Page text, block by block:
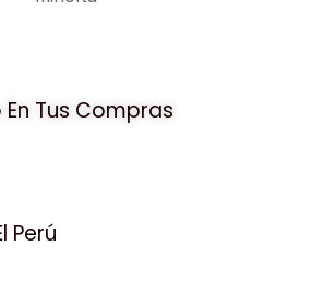
Tus Compras
Perú